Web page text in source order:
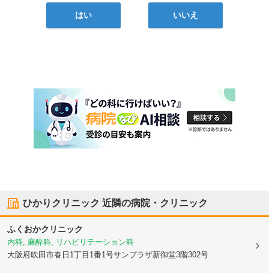
はい いいえ
ひかりクリニック 近隣の病院・クリニック
ふくおかクリニック
内科, 麻酔科, リハビリテーション科
大阪府吹田市春日1丁目1番1号サンプラザ新御堂3階302号